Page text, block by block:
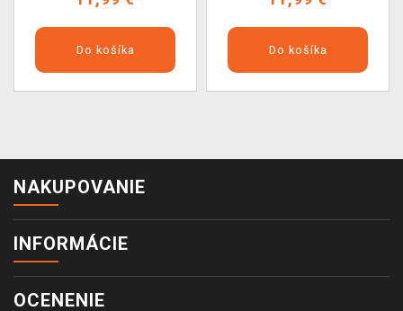
Do košíka Do košíka
NAKUPOVANIE
INFORMÁCIE
OCENENIE